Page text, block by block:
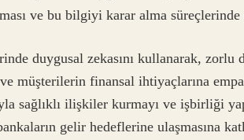
ve bu bilgiyi karar alma
duygusal zekasını kullanarak, zorlu
müşterilerin finansal ihtiyaçlarına
sağlıklı ilişkiler kurmayı ve işbirliği
gelir hedeflerine ulaşmasına